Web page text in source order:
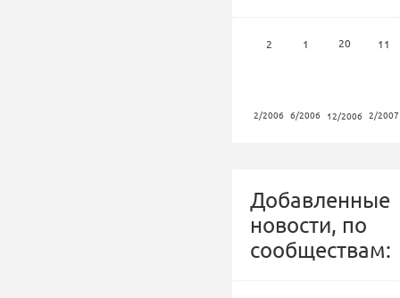
2
2/2006
1
6/2006
20
12/2006
11
2/2007
Добавленные
новости, по
сообществам: